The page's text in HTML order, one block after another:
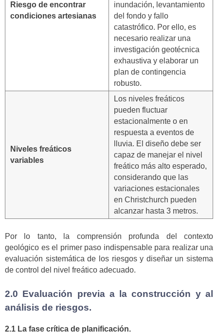
Riesgo de encontrar
condiciones artesianas
inundación, levantamiento
del fondo y fallo
catastrófico. Por ello, es
necesario realizar una
investigación geotécnica
exhaustiva y elaborar un
plan de contingencia
robusto.
Niveles freáticos
variables
Los niveles freáticos
pueden fluctuar
estacionalmente o en
respuesta a eventos de
lluvia. El diseño debe ser
capaz de manejar el nivel
freático más alto esperado,
considerando que las
variaciones estacionales
en Christchurch pueden
alcanzar hasta 3 metros.
Por lo tanto, la comprensión profunda del contexto
geológico es el primer paso indispensable para realizar una
evaluación sistemática de los riesgos y diseñar un sistema
de control del nivel freático adecuado.
2.0 Evaluación previa a la construcción y al
análisis de riesgos.
2.1 La fase crítica de planificación.